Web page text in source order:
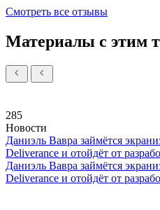
Смотреть все отзывы
Материалы с этим
285
Новости
Даниэль Вавра займётся
Deliverance и отойдёт от
Даниэль Вавра займётся
Deliverance и отойдёт от